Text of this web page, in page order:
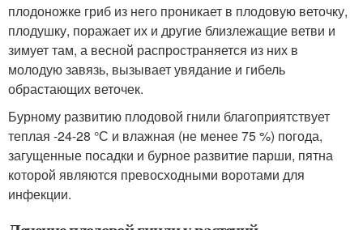
плодоножке гриб из него проникает в плодовую веточку,
плодушку, поражает их и другие близлежащие ветви и
зимует там, а весной распространяется из них в
молодую завязь, вызывает увядание и гибель
обрастающих веточек.
Бурному развитию плодовой гнили благоприятствует
теплая -24-28 °С и влажная (не менее 75 %) погода,
загущенные посадки и бурное развитие парши, пятна
которой являются превосходными воротами для
инфекции.